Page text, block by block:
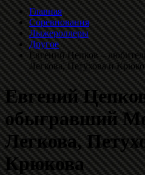
Главная
Соревнования
Лыжероллеры
Другое
Евгений Цепков –
Легкова, Петухова и
Евгений
обыгравший
Легкова,
Крюкова